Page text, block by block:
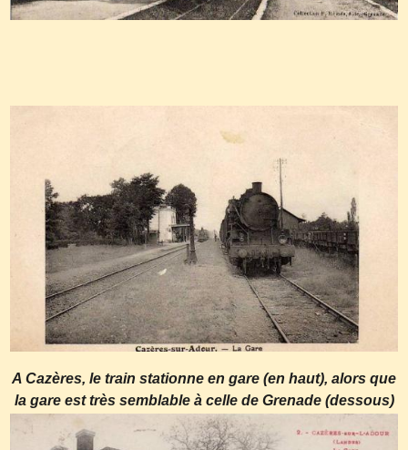
A Cazères, le train stationne en gare (en haut), alors que
la gare est très semblable à celle de Grenade (dessous)